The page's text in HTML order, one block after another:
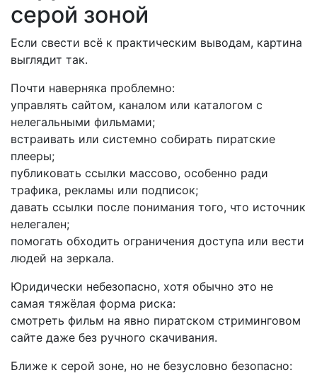
серой зоной
Если свести всё к практическим выводам, картина
выглядит так.
Почти наверняка проблемно:
управлять сайтом, каналом или каталогом с
нелегальными фильмами;
встраивать или системно собирать пиратские
плееры;
публиковать ссылки массово, особенно ради
трафика, рекламы или подписок;
давать ссылки после понимания того, что источник
нелегален;
помогать обходить ограничения доступа или вести
людей на зеркала.
Юридически небезопасно, хотя обычно это не
самая тяжёлая форма риска:
смотреть фильм на явно пиратском стриминговом
сайте даже без ручного скачивания.
Ближе к серой зоне, но не безусловно безопасно: